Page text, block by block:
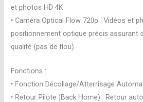
et photos HD 4K
• Caméra Optical Flow 720p : Vidéos et
positionnement optique précis assurant
qualité (pas de flou).
Fonctions :
• Fonction Décollage/Atterrisage
• Retour Pilote (Back Home) : Retour